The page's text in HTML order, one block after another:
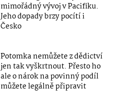
mimořádný vývoj v Pacifiku.
Jeho dopady brzy pocítí i
Česko
Potomka nemůžete z dědictví
jen tak vyškrtnout. Přesto ho
ale o nárok na povinný podíl
můžete legálně připravit